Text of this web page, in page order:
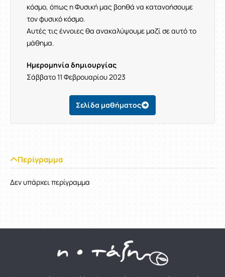
κόσμο, όπως η Φυσική μας βοηθά να κατανοήσουμε
τον φυσικό κόσμο.
Αυτές τις έννοιες θα ανακαλύψουμε μαζί σε αυτό το
μάθημα.
Ημερομηνία δημιουργίας
Σάββατο 11 Φεβρουαρίου 2023
Σελίδα μαθήματος
Περίγραμμα
Δεν υπάρχει περίγραμμα